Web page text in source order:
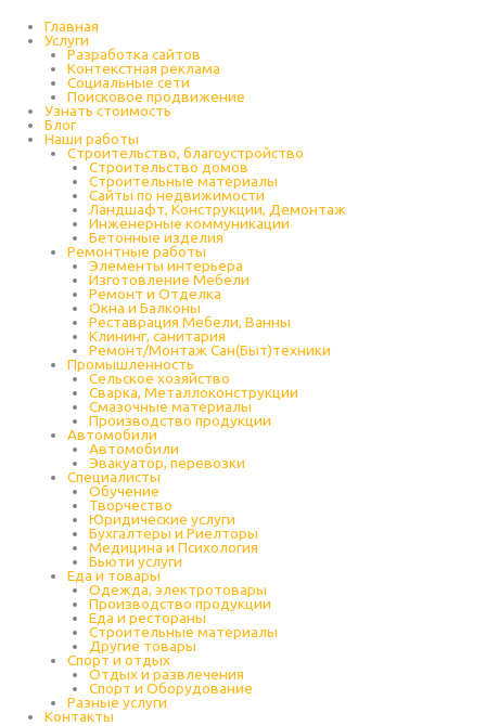
Главная
Услуги
Разработка сайтов
Контекстная реклама
Социальные сети
Поисковое продвижение
Узнать стоимость
Блог
Наши работы
Строительство, благоустройство
Строительство домов
Строительные материалы
Сайты по недвижимости
Ландшафт, Конструкции, Демонтаж
Инженерные коммуникации
Бетонные изделия
Ремонтные работы
Элементы интерьера
Изготовление Мебели
Ремонт и Отделка
Окна и Балконы
Реставрация Мебели, Ванны
Клининг, санитария
Ремонт/Монтаж Сан(Быт)техники
Промышленность
Cельское хозяйство
Сварка, Металлоконструкции
Cмазочные материалы
Производство продукции
Автомобили
Автомобили
Эвакуатор, перевозки
Специалисты
Обучение
Творчество
Юридические услуги
Бухгалтеры и Риелторы
Медицина и Психология
Бьюти услуги
Еда и товары
Одежда, электротовары
Производство продукции
Еда и рестораны
Строительные материалы
Другие товары
Спорт и отдых
Отдых и развлечения
Спорт и Оборудование
Разные услуги
Контакты